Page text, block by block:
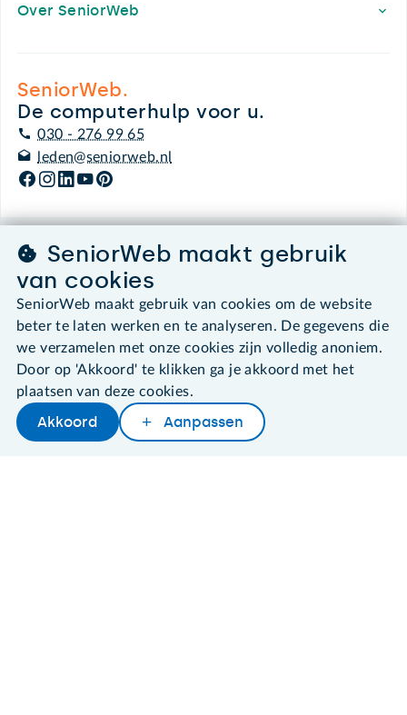
Later lezenDelenWoordenboek
Over SeniorWeb
SeniorWeb.
De computerhulp voor u.
030 - 276 99 65
leden@seniorweb.nl
©2026 SeniorWeb
Algemene voorwaarden
Cookies en cookie-instellingen
About SeniorWeb
SeniorWeb maakt gebruik
van cookies
SeniorWeb maakt gebruik van cookies om de website
beter te laten werken en te analyseren. De gegevens die
we verzamelen met onze cookies zijn volledig anoniem.
Door op 'Akkoord' te klikken ga je akkoord met het
plaatsen van deze cookies.
Akkoord Aanpassen